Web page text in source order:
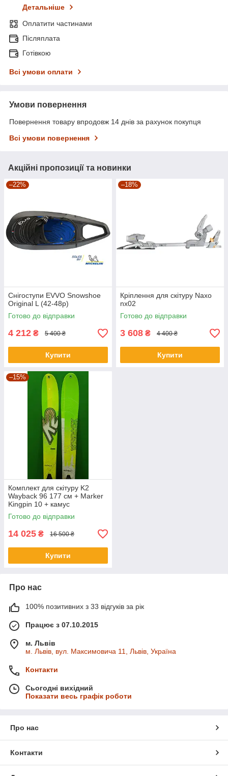
Детальніше
Оплатити частинами
Післяплата
Готівкою
Всі умови оплати
Умови повернення
Повернення товару впродовж 14 днів за рахунок покупця
Всі умови повернення
Акційні пропозиції та новинки
–22%
Снігоступи EVVO Snowshoe
Original L (42-48p)
Готово до відправки
4 212 ₴ 5 400 ₴
Купити
–18%
Кріплення для скітуру Naxo
nx02
Готово до відправки
3 608 ₴ 4 400 ₴
Купити
–15%
Комплект для скітуру K2
Wayback 96 177 см + Marker
Kingpin 10 + камус
Готово до відправки
14 025 ₴ 16 500 ₴
Купити
Про нас
100% позитивних з 33 відгуків за рік
Працює з 07.10.2015
м. Львів
м. Львів, вул. Максимовича 11, Львів, Україна
Контакти
Сьогодні вихідний
Показати весь графік роботи
Про нас
Контакти